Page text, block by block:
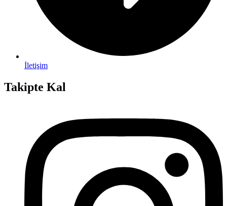
İletişim
Takipte Kal